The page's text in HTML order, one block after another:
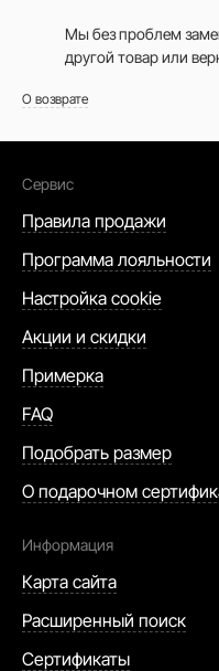
Мы без проблем
другой товар или
О возврате
Сервис
Правила продажи
Программа лояльности
Настройка cookie
Акции и скидки
Примерка
FAQ
Подобрать размер
О подарочном
Информация
Карта сайта
Расширенный поиск
Сертификаты